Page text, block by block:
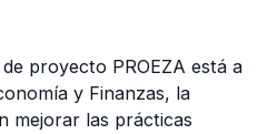
proyecto PROEZA está a
y Finanzas, la
mejorar las prácticas